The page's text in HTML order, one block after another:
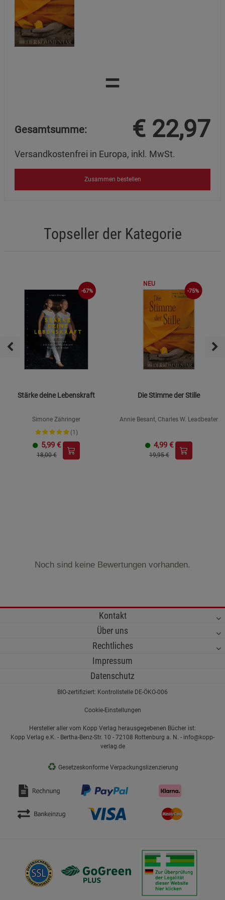
=
Gesamtsumme: € 22,97
Versandkostenfrei in Europa, inkl. MwSt.
Zusammen bestellen
Topseller der Kategorie
-67%
Stärke deine Lebenskraft
Simone Zähringer
(1)
5,99 €
18,00 €
NEU
-75%
Die Stimme der Stille
Annie Besant, Charles W. Leadbeater
4,99 €
19,95 €
Noch sind keine Bewertungen vorhanden.
Kontakt
Über uns
Rechtliches
Impressum
Datenschutz
BIO-zertifiziert: Kontrollstelle DE-ÖKO-006
Cookie-Einstellungen
Hersteller aller vom Kopp Verlag herausgegebenen Bücher ist:
Kopp Verlag e.K. - Bertha-Benz-Str. 10 - 72108 Rottenburg a. N. - info@kopp-
verlag.de
♻ Gesetzeskonforme Verpackungslizenzierung